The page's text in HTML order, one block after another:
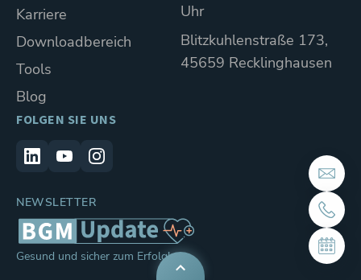
Karriere
Downloadbereich
Tools
Blog
Uhr
Blitzkuhlenstraße 173,
45659 Recklinghausen
FOLGEN SIE UNS
NEWSLETTER
Gesund und sicher zum Erfolg!